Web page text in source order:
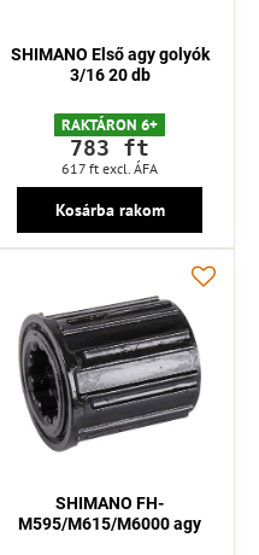
SHIMANO Első agy golyók
3/16 20 db
RAKTÁRON 6+
783 ft
617 ft excl. ÁFA
Kosárba rakom
SHIMANO FH-
M595/M615/M6000 agy